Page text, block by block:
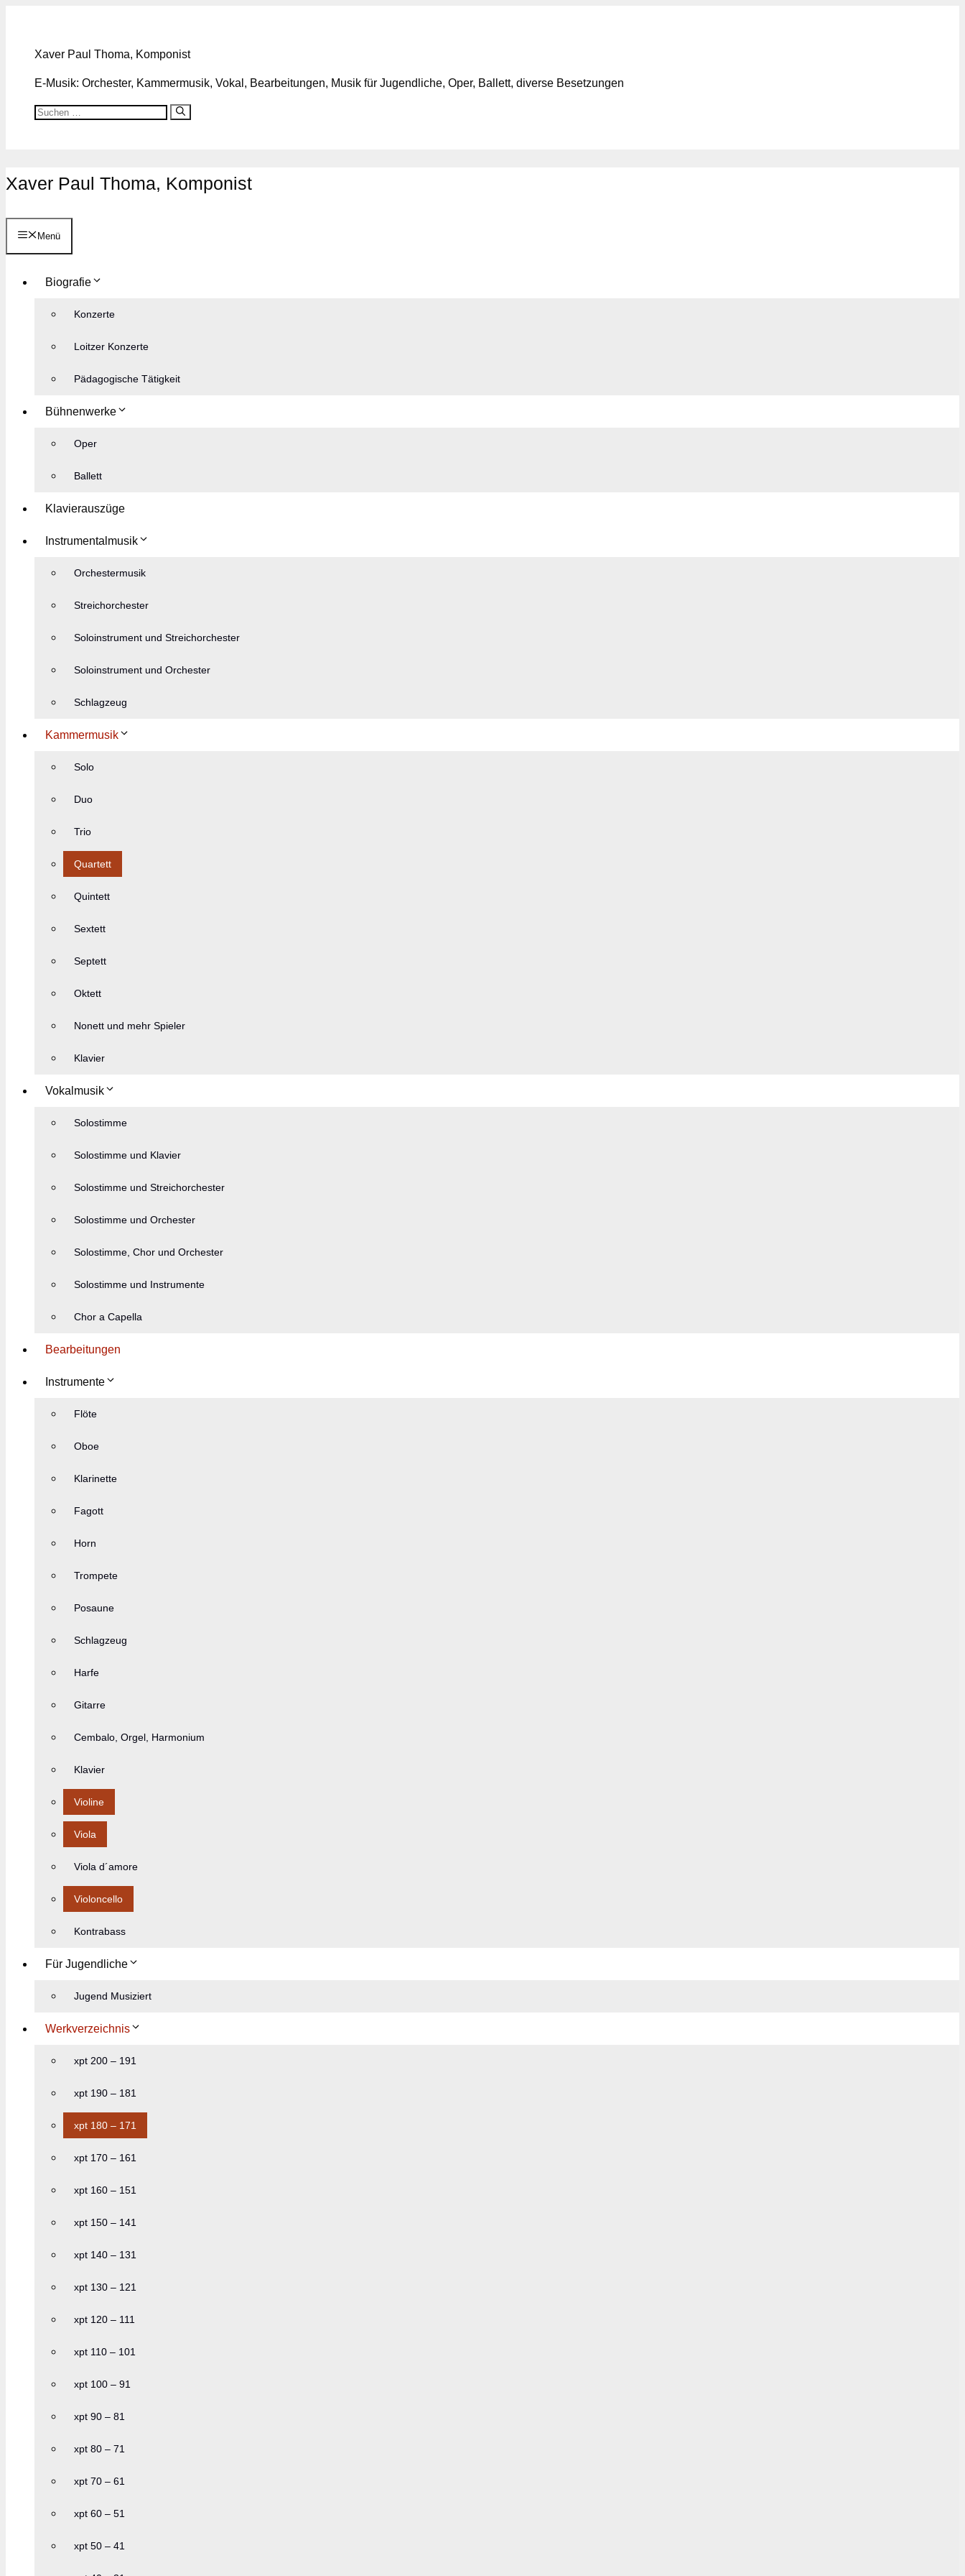
springen
Xaver Paul Thoma, Komponist
E-Musik: Orchester, Kammermusik, Vokal, Bearbeitungen, Musik für Jugendliche, Oper, Ballett, diverse Besetzungen
Suchen
Xaver Paul Thoma, Komponist
Menü
Biografie
Konzerte
Loitzer Konzerte
Pädagogische Tätigkeit
Bühnenwerke
Oper
Ballett
Klavierauszüge
Instrumentalmusik
Orchestermusik
Streichorchester
Soloinstrument und Streichorchester
Soloinstrument und Orchester
Schlagzeug
Kammermusik
Solo
Duo
Trio
Quartett
Quintett
Sextett
Septett
Oktett
Nonett und mehr Spieler
Klavier
Vokalmusik
Solostimme
Solostimme und Klavier
Solostimme und Streichorchester
Solostimme und Orchester
Solostimme, Chor und Orchester
Solostimme und Instrumente
Chor a Capella
Bearbeitungen
Instrumente
Flöte
Oboe
Klarinette
Fagott
Horn
Trompete
Posaune
Schlagzeug
Harfe
Gitarre
Cembalo, Orgel, Harmonium
Klavier
Violine
Viola
Viola d´amore
Violoncello
Kontrabass
Für Jugendliche
Jugend Musiziert
Werkverzeichnis
xpt 200 – 191
xpt 190 – 181
xpt 180 – 171
xpt 170 – 161
xpt 160 – 151
xpt 150 – 141
xpt 140 – 131
xpt 130 – 121
xpt 120 – 111
xpt 110 – 101
xpt 100 – 91
xpt 90 – 81
xpt 80 – 71
xpt 70 – 61
xpt 60 – 51
xpt 50 – 41